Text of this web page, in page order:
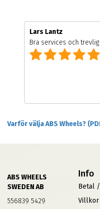
Lars Lantz
Bra services och
Varför välja ABS Wheels?
ABS WHEELS
SWEDEN AB
556839 5429
Info
Betal /
Villkor